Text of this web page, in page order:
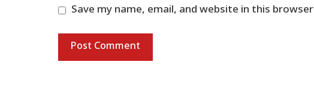
Save my name, email, and website in this